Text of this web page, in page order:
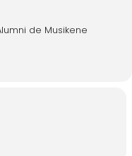
de Musikene